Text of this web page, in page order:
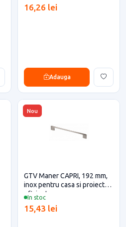
16,26 lei
Adauga
Nou
In stoc
GTV Maner CAPRI, 192 mm,
inox pentru casa si proiecte
eficiente
15,43 lei